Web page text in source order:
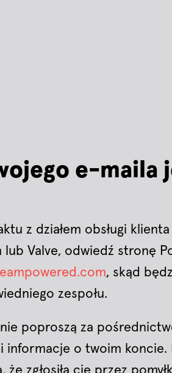
e-maila
z działem obsługi
Valve, odwiedź stronę
, skąd
zespołu.
poproszą za
informacje o twoim koncie.